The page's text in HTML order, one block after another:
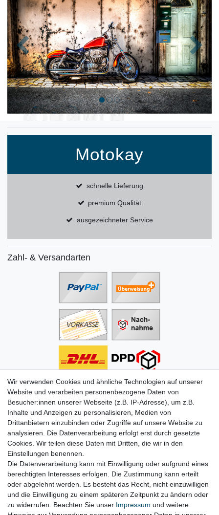
Zurück
Motokay
schnelle Lieferung
premium Qualität
ausgezeichneter Service
Zahl- & Versandarten
Informationen
Zahlung
Versand & Lieferung
Batterien & Pfand
Altölverordnung
Infos zum Elektrogesetz
ODR-Verordnung
FAQs
Hilfe
Kontakt
Mein Konto
Wir verwenden Cookies und ähnliche Technologien auf unserer
Website und verarbeiten personenbezogene Daten von
Besucher:innen unserer Webseite (z.B. IP-Adresse), um z.B.
Inhalte und Anzeigen zu personalisieren, Medien von
Drittanbietern einzubinden oder Zugriffe auf unsere Website zu
analysieren. Die Datenverarbeitung erfolgt erst durch gesetzte
Cookies. Wir teilen diese Daten mit Dritten, die wir in den
Einstellungen benennen.
Die Datenverarbeitung kann mit Einwilligung oder aufgrund eines
berechtigten Interesses erfolgen. Die Zustimmung kann erteilt
oder abgelehnt werden. Es besteht das Recht, nicht einzuwilligen
und die Einwilligung zu einem späteren Zeitpunkt zu ändern oder
zu widerrufen. Beachten Sie unser Impressum und weitere